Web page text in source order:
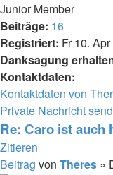
Junior Member
Beiträge: 16
Registriert: Fr 10.
Danksagung
Kontaktdaten:
Kontaktdaten von
Private Nachricht
Re: Caro ist auch
Zitieren
Beitrag von Theres »